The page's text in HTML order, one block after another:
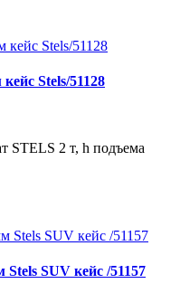
Stels/51128
STELS 2 т, h подъема
SUV кейс /51157